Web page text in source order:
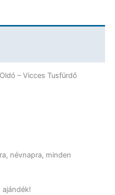
– Vicces Tusfürdő
névnapra, minden